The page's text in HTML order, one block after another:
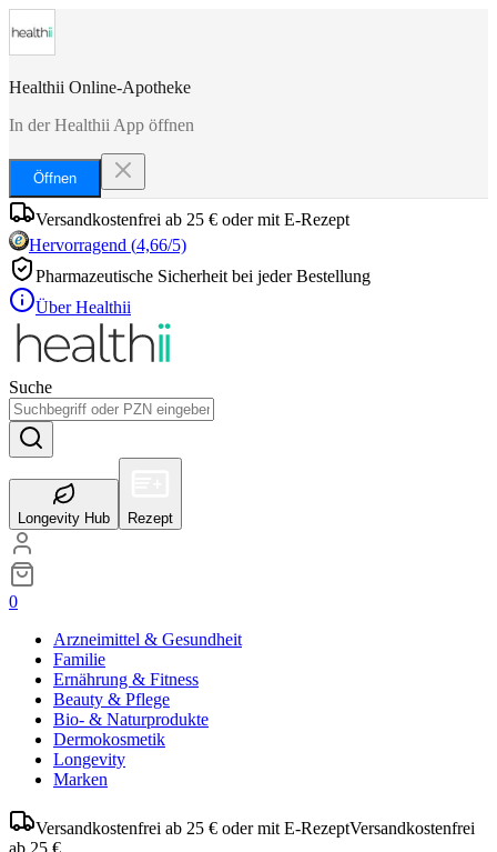
Healthii Online-Apotheke
In der Healthii App öffnen
Öffnen
Versandkostenfrei ab 25 € oder mit E-Rezept
Hervorragend (4,66/5)
Pharmazeutische Sicherheit bei jeder Bestellung
Über Healthii
Suche
Longevity Hub Rezept
0
Arzneimittel & Gesundheit
Familie
Ernährung & Fitness
Beauty & Pflege
Bio- & Naturprodukte
Dermokosmetik
Longevity
Marken
Versandkostenfrei ab 25 € oder mit E-RezeptVersandkostenfrei
ab 25 €